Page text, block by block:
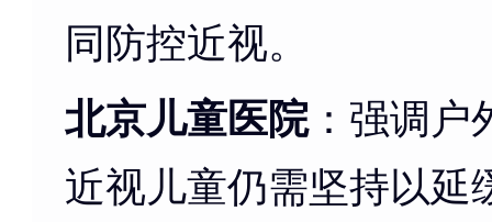
同防控近视。
北京儿童医院：强调户
近视儿童仍需坚持以延